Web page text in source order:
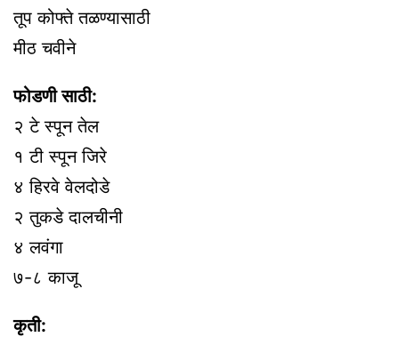
तूप कोफ्ते तळण्यासाठी
मीठ चवीने
फोडणी साठी:
२ टे स्पून तेल
१ टी स्पून जिरे
४ हिरवे वेलदोडे
२ तुकडे दालचीनी
४ लवंगा
७-८ काजू
कृती: